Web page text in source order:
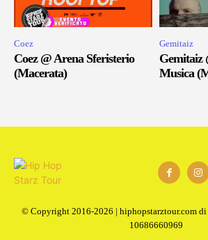
Coez
Coez @ Arena Sferisterio
(Macerata)
Gemitaiz
Gemitaiz
Musica
© Copyright 2016-2026 | hiphopstarztour.com di
10686660969